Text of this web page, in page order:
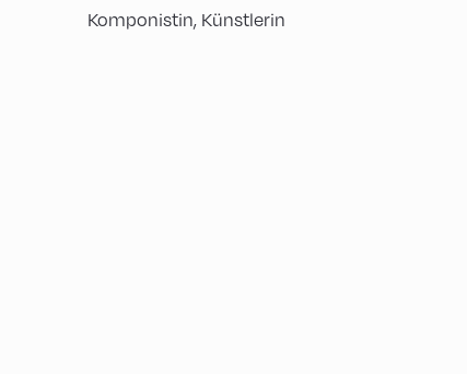
Komponistin, Künstlerin